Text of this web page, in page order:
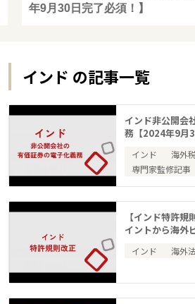
年9月30日完了必須！】
インド の記事一覧
インド非公開会
務【2024年9月
インド
海外
専門家監修記事
【インド特許
イントから海外
インド 海外